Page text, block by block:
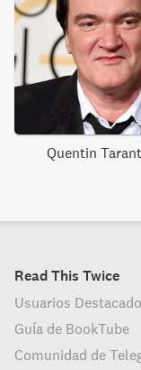
Quentin
Read This Twice
Usuarios
Guía de BookTube
Comunidad de